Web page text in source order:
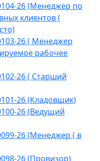
26 (Менеджер по
клиентов (
26 ( Менеджер
рабочее
26 ( Старший
26 (Кладовщик)
26 (Ведущий
26 (Менеджер ( в
26 (Провизор)